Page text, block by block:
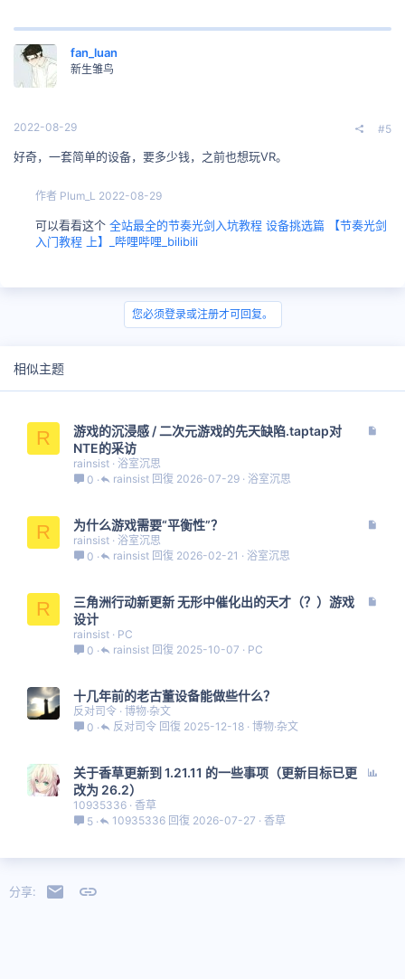
fan_luan
新生雏鸟
2022-08-29 #5
好奇，一套简单的设备，要多少钱，之前也想玩VR。
作者 Plum_L 2022-08-29
可以看看这个 全站最全的节奏光剑入坑教程 设备挑选篇 【节奏光剑
入门教程 上】_哔哩哔哩_bilibili
您必须登录或注册才可回复。
相似主题
R
游戏的沉浸感 / 二次元游戏的先天缺陷.taptap对
NTE的采访
rainsist
浴室沉思
0
浴室沉思
2026-07-29
rainsist
R 为什么游戏需要“平衡性”？
rainsist
浴室沉思
0
浴室沉思
2026-02-21
rainsist
R
三角洲行动新更新 无形中催化出的天才（？）游戏
设计
rainsist
PC
0
PC
2025-10-07
rainsist
十几年前的老古董设备能做些什么？
反对司令 博物·杂文
0
博物·杂文
2025-12-18
反对司令
关于香草更新到 1.21.11 的一些事项（更新目标已更
改为 26.2）
10935336 香草
5
香草
2026-07-27
10935336
分享: 邮件 链接